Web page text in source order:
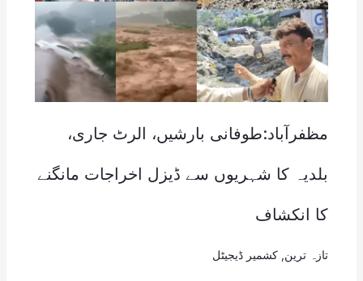
مظفرآباد:طوفانی بارشیں، الرٹ جاری،
بلدیہ کا شہریوں سے ڈیزل اخراجات مانگنے
کا انکشاف
تازہ ترین کشمیر ڈیجیٹل